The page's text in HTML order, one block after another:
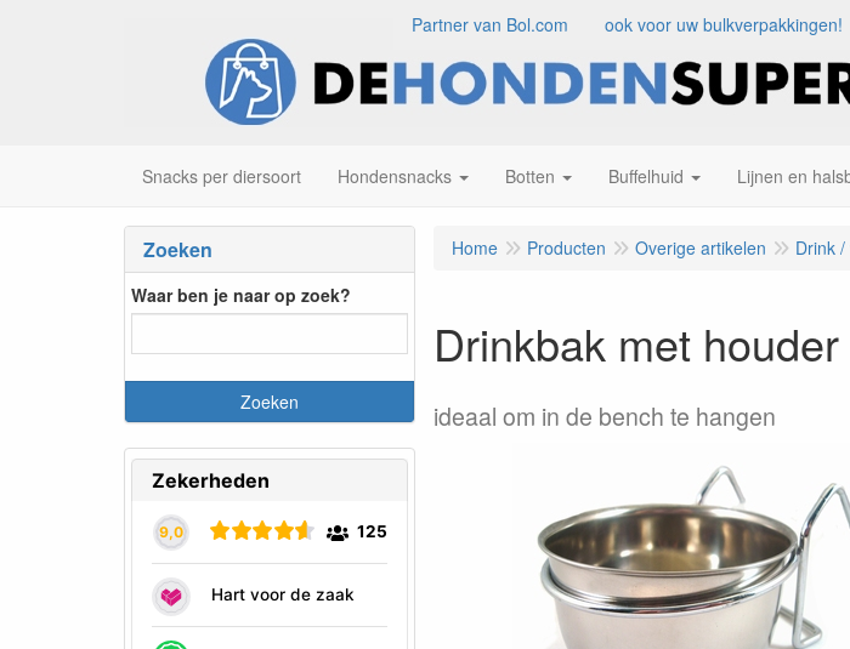
Partner van Bol.com ook voor uw bulkverpakkingen!
Snacks per diersoort Hondensnacks Botten Buffelhuid Lijnen en
Zoeken
Waar ben je naar op zoek?
Home Producten Overige artikelen Drink
Drinkbak met
ideaal om in de bench te hangen